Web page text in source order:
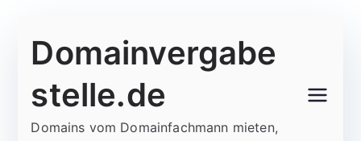
Inhalt
Domainvergabe
stelle.de
Domains vom Domainfachmann mieten,